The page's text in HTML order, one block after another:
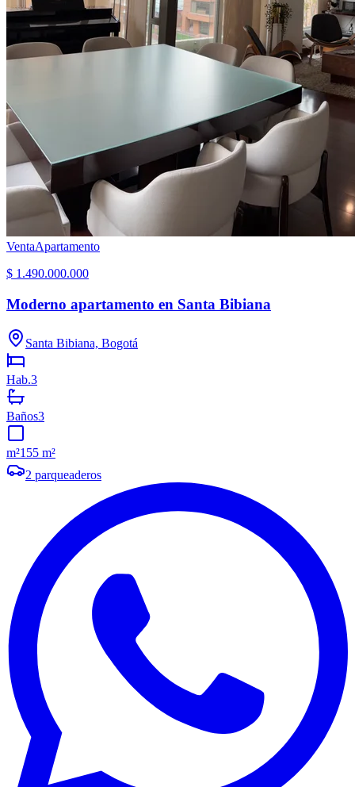
VentaApartamento
$ 1.490.000.000
Moderno apartamento en Santa Bibiana
Santa Bibiana, Bogotá
Hab.3
Baños3
m²155 m²
2 parqueaderos